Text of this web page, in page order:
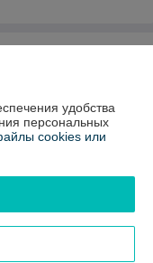
удобства
персональных
cookies или